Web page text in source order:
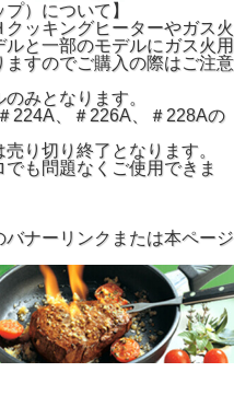
）について】
ッキングヒーターやガス火
と一部のモデルにガス火用
すのでご購入の際はご注意
みとなります。
224A、＃226A、＃228Aの
り切り終了となります。
も問題なくご使用できま
ナーリンクまたは本ページ